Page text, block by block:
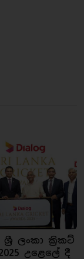
ලංකා ක්‍රිකට්
උළෙලේ දී